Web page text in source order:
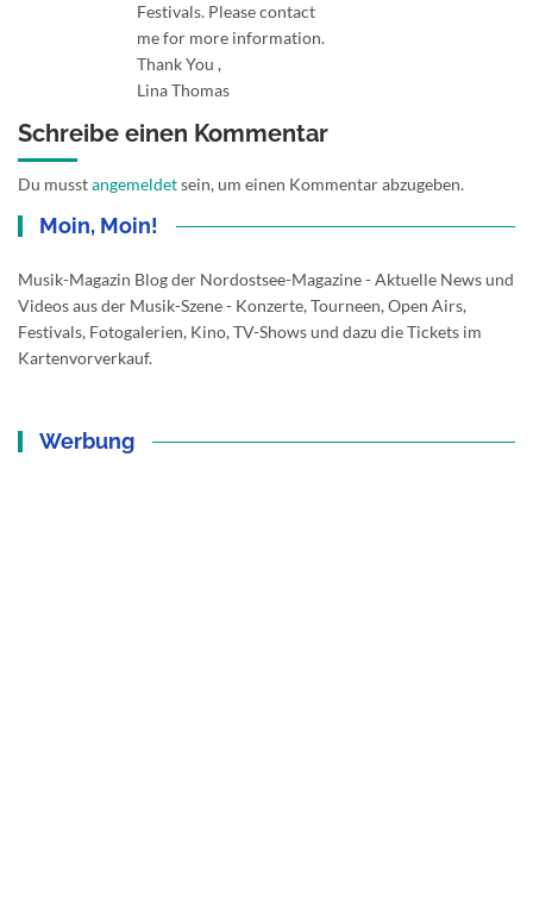
Festivals. Please contact
me for more information.
Thank You ,
Lina Thomas
Schreibe einen Kommentar
Du musstangemeldetsein, um einen Kommentar abzugeben.
Moin, Moin!
Musik-Magazin Blog der Nordostsee-Magazine - Aktuelle News und
Videos aus der Musik-Szene - Konzerte, Tourneen, Open Airs,
Festivals, Fotogalerien, Kino, TV-Shows und dazu die Tickets im
Kartenvorverkauf.
Werbung